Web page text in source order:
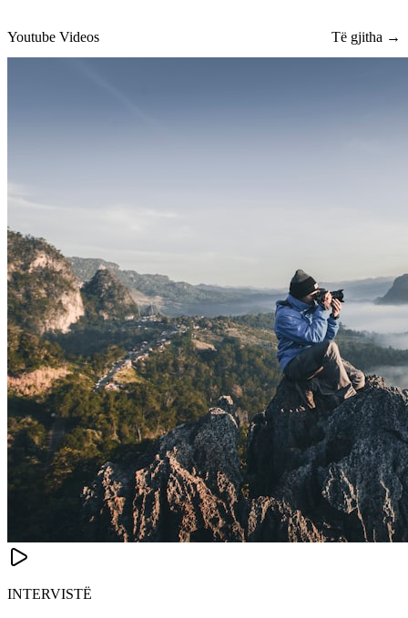
Youtube Videos Të gjitha →
INTERVISTË